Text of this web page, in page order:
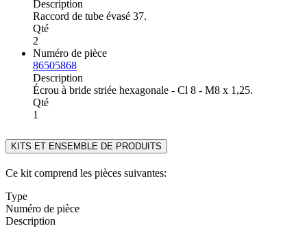
Description
Raccord de tube évasé 37.
Qté
2
Numéro de pièce
86505868
Description
Écrou à bride striée hexagonale - Cl 8 - M8 x 1,25.
Qté
1
KITS ET ENSEMBLE DE PRODUITS
Ce kit comprend les pièces suivantes:
Type
Numéro de pièce
Description